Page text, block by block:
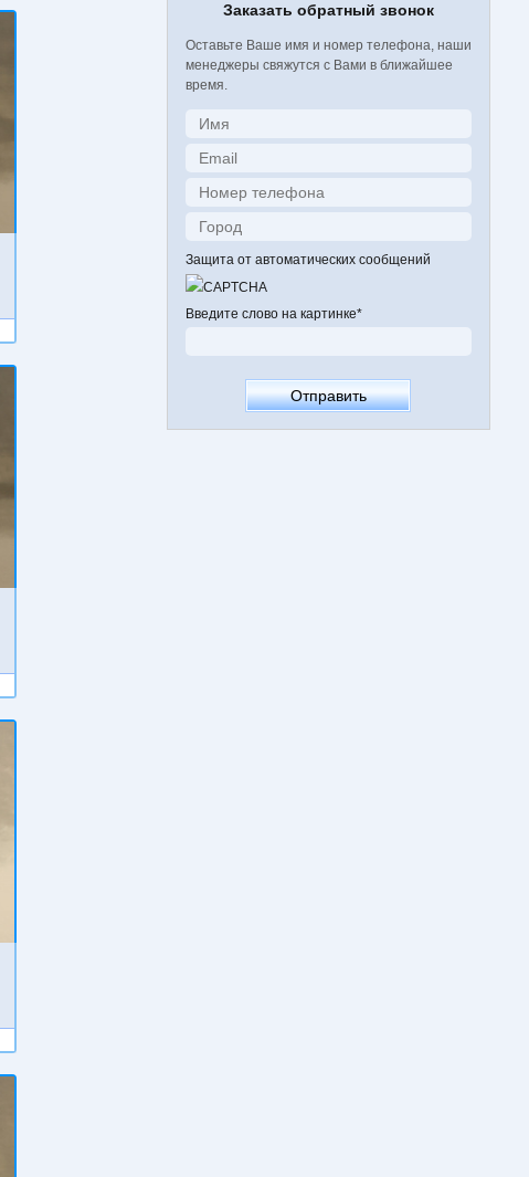
Заказать обратный звонок
Оставьте Ваше имя и номер телефона, наши
менеджеры свяжутся с Вами в ближайшее
время.
Защита от автоматических сообщений
Введите слово на картинке*